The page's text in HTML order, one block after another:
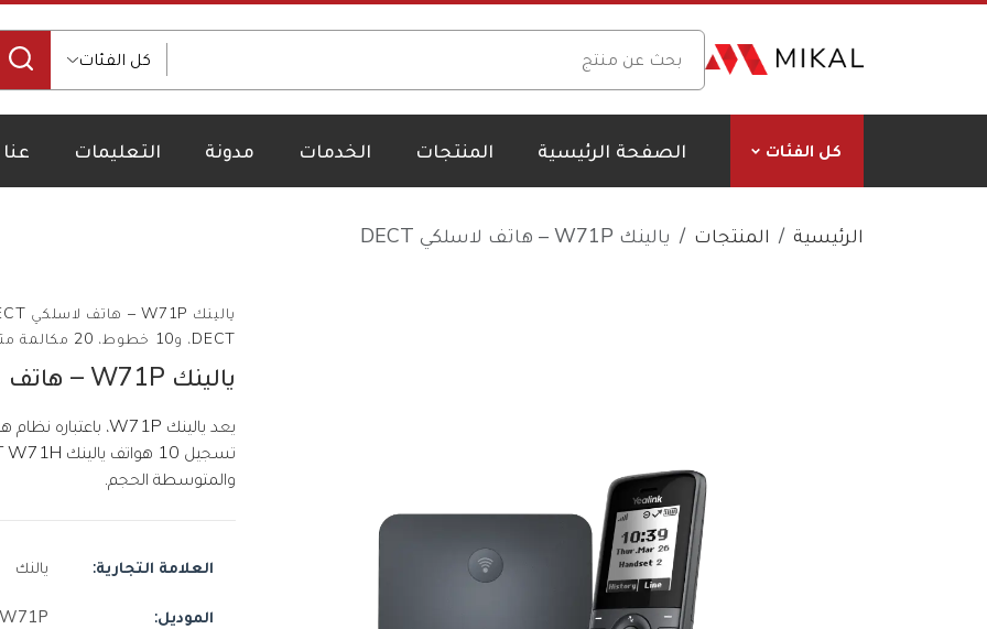
كل الفئات
كل الفئات الصفحة الرئيسية المنتجات الخدمات مدونة التعليمات عنا
الرئيسية المنتجات يالينك W71P – هاتف لاسلكي DECT
DECT، و10 خطوط، 20 مكالمة متزامنة
يالينك W71P – هاتف لاسلكي DECT
والمتوسطة الحجم.
العلامة التجارية: يالنك
الموديل: W71P